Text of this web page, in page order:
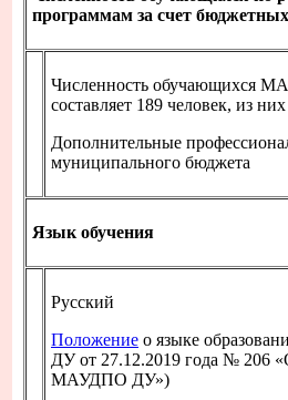
программам за счет
Численность обучающихся
составляет 189 человек, из
Дополнительные
муниципального бюджета
Язык обучения
Русский
Положение о языке
ДУ от 27.12.2019 года № 206
МАУДПО ДУ»)